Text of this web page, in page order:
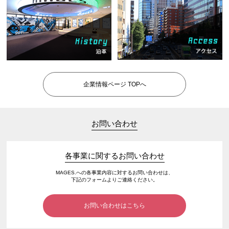
企業情報ページ TOPへ
お問い合わせ
各事業に関するお問い合わせ
MAGES.への各事業内容に対するお問い合わせは、
下記のフォームよりご連絡ください。
お問い合わせはこちら